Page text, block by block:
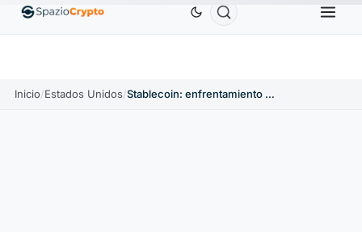
EthereumETH1880,58 US$ TetherUSDT ↑0.00%
Inicio/Estados Unidos/ Stablecoin: enfrentamiento entre los lobbies de las criptomonedas y la banca estadounidense